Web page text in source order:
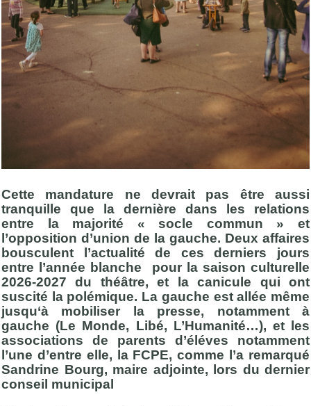
Cette mandature ne devrait pas être aussi
tranquille que la dernière dans les relations
entre la majorité « socle commun » et
l’opposition d’union de la gauche. Deux affaires
bousculent l’actualité de ces derniers jours
entre l’année blanche pour la saison culturelle
2026-2027 du théâtre, et la canicule qui ont
suscité la polémique. La gauche est allée même
jusqu‘à mobiliser la presse, notamment à
gauche (Le Monde, Libé, L’Humanité…), et les
associations de parents d’éléves notamment
l’une d’entre elle, la FCPE, comme l’a remarqué
Sandrine Bourg, maire adjointe, lors du dernier
conseil municipal